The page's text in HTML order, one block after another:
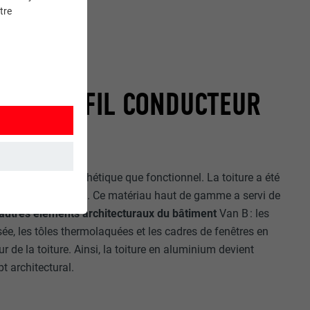
FIL CONDUCTEUR
sur le plan esthétique que fonctionnel. La toiture a été
. Ce matériau haut de gamme a servi de
éléments architecturaux du bâtiment Van B : les
les tôles thermolaquées et les cadres de fenêtres en
de la toiture. Ainsi, la toiture en aluminium devient
architectural.